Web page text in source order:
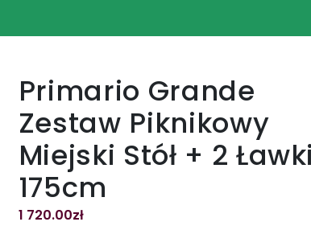
Primario Grande
Zestaw Piknikowy
Miejski Stół + 2 Ławki
175cm
1 720.00zł